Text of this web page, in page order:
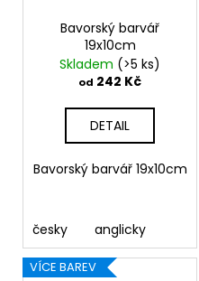
Bavorský barvář
19x10cm
Skladem (>5 ks)
od 242 Kč
DETAIL
Bavorský barvář 19x10cm
česky anglicky
VÍCE BAREV